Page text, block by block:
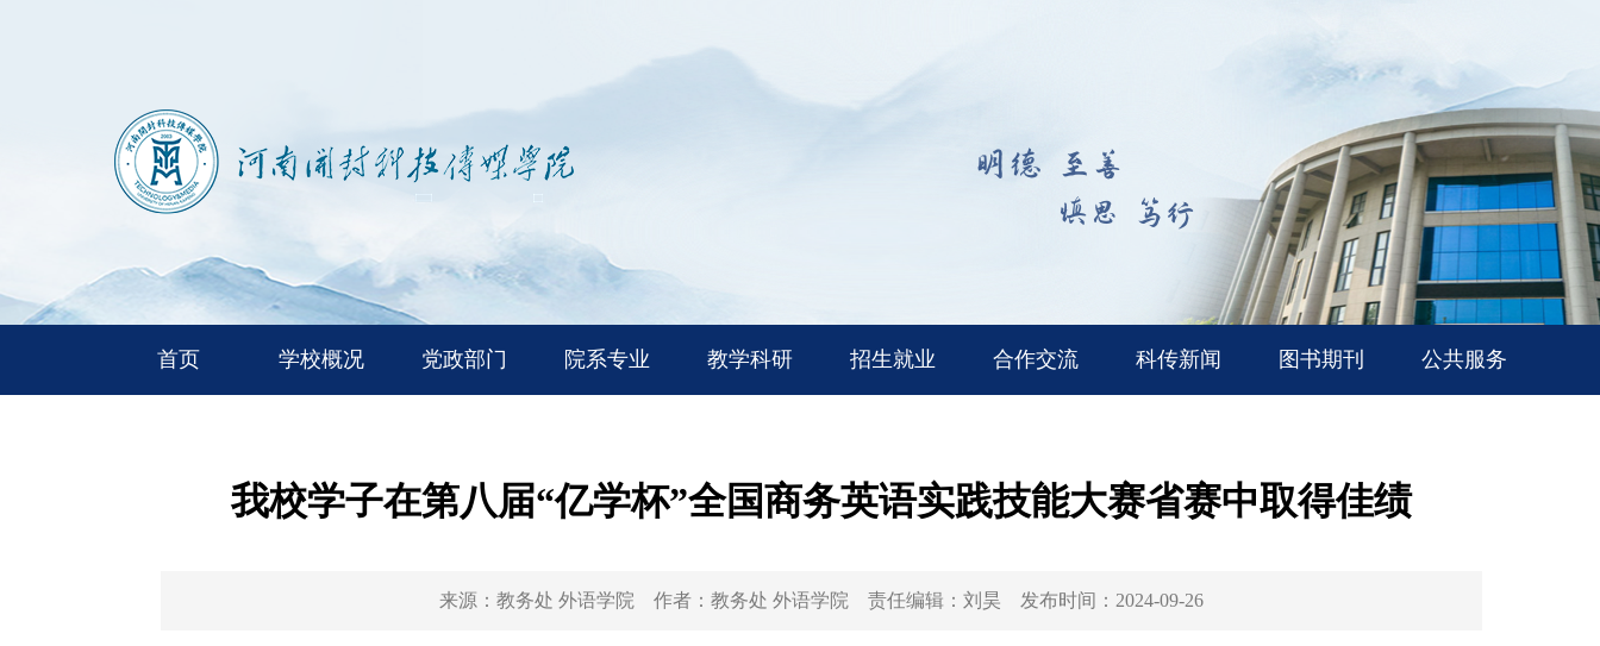
首页 学校概况 党政部门 院系专业 教学科研 招生就业 合作交流 科传新闻 图书期刊 公共服务
我校学子在第八届“亿学杯”全国商务英语实践技能大赛省赛中取得佳绩
来源： 教务处 外语学院 作者： 教务处 外语学院 责任编辑： 刘昊 发布时间： 2024-09-26